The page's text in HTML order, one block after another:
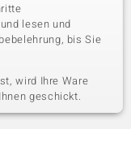
lesen und
bis Sie
wird Ihre Ware
geschickt.